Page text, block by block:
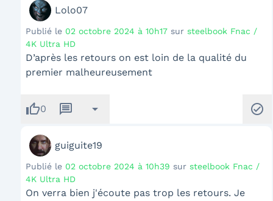
Lolo07
Publié le 02 octobre 2024 à 10h17 sur steelbook Fnac /
4K Ultra HD
D’après les retours on est loin de la qualité du
premier malheureusement
thumb_up0 message arrow_drop_down check_circle
guiguite19
Publié le 02 octobre 2024 à 10h39 sur steelbook Fnac /
4K Ultra HD
On verra bien j'écoute pas trop les retours. Je